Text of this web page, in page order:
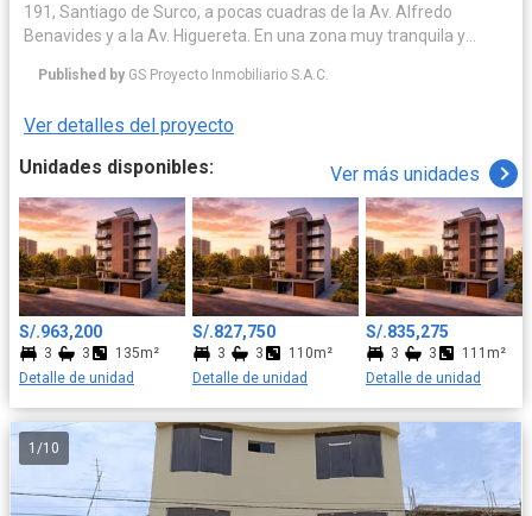
191, Santiago de Surco, a pocas cuadras de la Av. Alfredo
Benavides y a la Av. Higuereta. En una zona muy tranquila y
tranquilidad con la conveniencia. Imagine vivir donde los parques,
una extensión natural de su día a día. Esta es la ubicación
perfecta para construir los recuerdos más valiosos de su familia,
con la ciudad a sus pies y la comodidad de siempre tenerlo todo
cerca.
Published by GS Proyecto Inmobiliario S.A.C.
Ver detalles del proyecto
Unidades disponibles:
Ver más unidades
S/.963,200
3 3
135m²
Detalle de unidad
S/.827,750
3 3
110m²
Detalle de unidad
S/.835,275
3 3
111m²
Detalle de unidad
1 /10